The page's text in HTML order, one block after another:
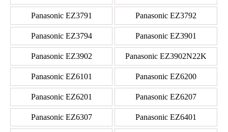
Panasonic EZ3791 Panasonic EZ3792
Panasonic EZ3794 Panasonic EZ3901
Panasonic EZ3902 Panasonic EZ3902N22K
Panasonic EZ6101 Panasonic EZ6200
Panasonic EZ6201 Panasonic EZ6207
Panasonic EZ6307 Panasonic EZ6401